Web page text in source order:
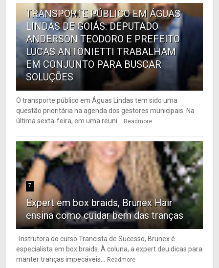
TRANSPORTE PÚBLICO EM ÁGUAS
LINDAS DE GOIÁS: DEPUTADO
ANDERSON TEODORO E PREFEITO
LUCAS ANTONIETTI TRABALHAM
EM CONJUNTO PARA BUSCAR
SOLUÇÕES
O transporte público em Águas Lindas tem sido uma
questão prioritária na agenda dos gestores municipais. Na
última sexta-feira, em uma reuni...
Readmore
7
Expert em box braids, Brunex Hair
ensina como cuidar bem das tranças
Instrutora do curso Trancista de Sucesso, Brunex é
especialista em box braids. À coluna, a expert deu dicas para
manter tranças impecáveis...
Readmore